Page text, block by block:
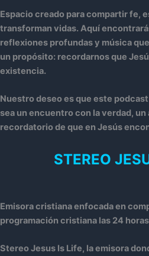
Espacio creado para compartir fe,
transforman vidas. Aquí
reflexiones profundas y música
un propósito: recordarnos que
existencia.
Nuestro deseo es que este
sea un encuentro con la verdad, un
recordatorio de que en Jesús
STEREO
Emisora cristiana enfocada en
programación cristiana las 24
Stereo Jesus Is Life, la emisora